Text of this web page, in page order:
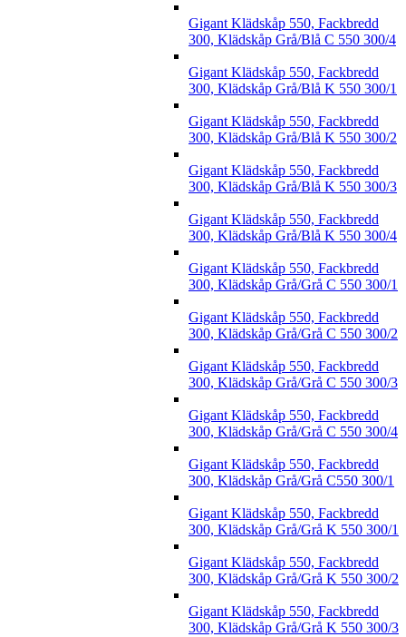
Gigant Klädskåp 550, Fackbredd
300, Klädskåp Grå/Blå C 550 300/4
Gigant Klädskåp 550, Fackbredd
300, Klädskåp Grå/Blå K 550 300/1
Gigant Klädskåp 550, Fackbredd
300, Klädskåp Grå/Blå K 550 300/2
Gigant Klädskåp 550, Fackbredd
300, Klädskåp Grå/Blå K 550 300/3
Gigant Klädskåp 550, Fackbredd
300, Klädskåp Grå/Blå K 550 300/4
Gigant Klädskåp 550, Fackbredd
300, Klädskåp Grå/Grå C 550 300/1
Gigant Klädskåp 550, Fackbredd
300, Klädskåp Grå/Grå C 550 300/2
Gigant Klädskåp 550, Fackbredd
300, Klädskåp Grå/Grå C 550 300/3
Gigant Klädskåp 550, Fackbredd
300, Klädskåp Grå/Grå C 550 300/4
Gigant Klädskåp 550, Fackbredd
300, Klädskåp Grå/Grå C550 300/1
Gigant Klädskåp 550, Fackbredd
300, Klädskåp Grå/Grå K 550 300/1
Gigant Klädskåp 550, Fackbredd
300, Klädskåp Grå/Grå K 550 300/2
Gigant Klädskåp 550, Fackbredd
300, Klädskåp Grå/Grå K 550 300/3